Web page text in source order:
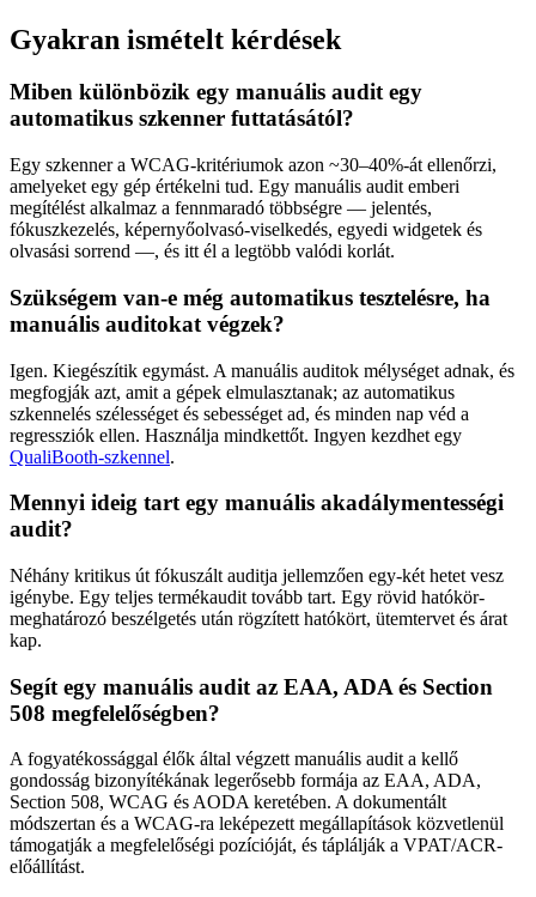
Gyakran ismételt kérdések
Miben különbözik egy manuális audit egy
automatikus szkenner futtatásától?
Egy szkenner a WCAG-kritériumok azon ~30–40%-át ellenőrzi,
amelyeket egy gép értékelni tud. Egy manuális audit emberi
megítélést alkalmaz a fennmaradó többségre — jelentés,
fókuszkezelés, képernyőolvasó-viselkedés, egyedi widgetek és
olvasási sorrend —, és itt él a legtöbb valódi korlát.
Szükségem van-e még automatikus tesztelésre, ha
manuális auditokat végzek?
Igen. Kiegészítik egymást. A manuális auditok mélységet adnak, és
megfogják azt, amit a gépek elmulasztanak; az automatikus
szkennelés szélességet és sebességet ad, és minden nap véd a
regressziók ellen. Használja mindkettőt. Ingyen kezdhet egy
QualiBooth-szkennel.
Mennyi ideig tart egy manuális akadálymentességi
audit?
Néhány kritikus út fókuszált auditja jellemzően egy-két hetet vesz
igénybe. Egy teljes termékaudit tovább tart. Egy rövid hatókör-
meghatározó beszélgetés után rögzített hatókört, ütemtervet és árat
kap.
Segít egy manuális audit az EAA, ADA és Section
508 megfelelőségben?
A fogyatékossággal élők által végzett manuális audit a kellő
gondosság bizonyítékának legerősebb formája az EAA, ADA,
Section 508, WCAG és AODA keretében. A dokumentált
módszertan és a WCAG-ra leképezett megállapítások közvetlenül
támogatják a megfelelőségi pozícióját, és táplálják a VPAT/ACR-
előállítást.